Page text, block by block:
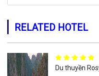
RELATED HOTEL
Du thuyền